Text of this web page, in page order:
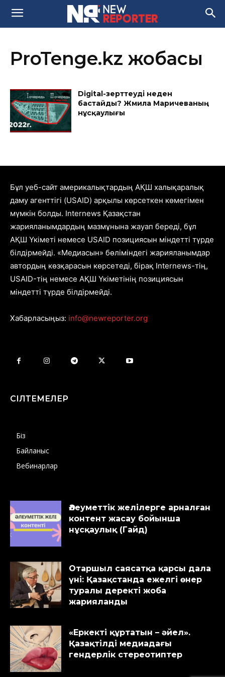
ProTenge.kz жобасы
Digital-зерттеуді неден
бастайды? Жәмила Маричеваның
нұсқаулығы
Бұл уеб-сайт америкалықтардың АҚШ халықаралық
даму агенттігі (USAID) арқылы көрсеткен көмегімен
мүмкін болды. Internews Қазақстан
жарияланымдардың мазмұнына жауап береді, бұл
АҚШ Үкіметі немесе USAID позициясын міндетті түрде
білдірмейді. «Медиасын» бөліміндегі жарияланымдар
автордың көзқарасын көрсетеді, бірақ Internews-тің,
USAID-тің немесе АҚШ Үкіметінің позициясын
міндетті түрде білдірмейді.
Хабарласыңыз: info@newreporter.org
СІЛТЕМЕЛЕР
Біз
Байланыс
Вебинарлар
Әлеуметтік желілерге арналған
контент жасау бойынша
нұсқаулық (Гайд)
Отаршыл саясатқа қарсы дала
үні: Қазақстанда ежелгі өнер
туралы деректі жоба
жарияланды
«Еркекті құртатын – әйел».
Қазақтілді медиадағы
гендерлік стереотиптер